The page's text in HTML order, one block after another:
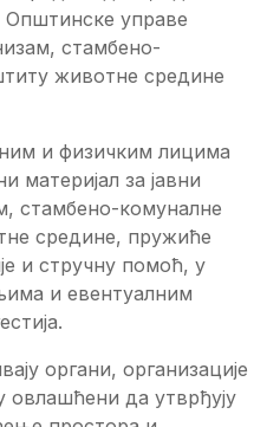
Општинске управе
стамбено-
животне средине
и физичким лицима
материјал за јавни
стамбено-комуналне
средине, пружиће
и стручну помоћ, у
и евентуалним
органи, организације
овлашћени да утврђују